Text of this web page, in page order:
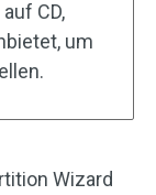
CD,
um
Wizard